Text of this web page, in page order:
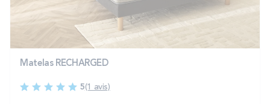
Matelas RECHARGED
5(1 avis)